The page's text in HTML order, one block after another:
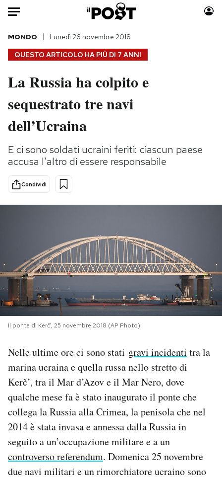
Auto
HOME
Italia
Politica
Tecnologia
Scienza
Economia
Moda
Consumismi
Media
NEWSLETTER
I MIEI PREFERITI
CALENDARIO
Area Personale
Newsletter
Notifiche mobile
QUESTO ARTICOLO HA PIÙ DI 7 ANNI
MONDO Lunedì 26 novembre 2018
La Russia ha colpito e
sequestrato tre navi
dell’Ucraina
E ci sono soldati ucraini feriti: ciascun paese
accusa l'altro di essere responsabile
Condividi
Il ponte di Kerč’, 25 novembre 2018 (AP Photo)
Nelle ultime ore ci sono stati gravi incidenti tra la
marina ucraina e quella russa nello stretto di
Kerč’, tra il Mar d’Azov e il Mar Nero, dove
qualche mese fa è stato inaugurato il ponte che
collega la Russia alla Crimea, la penisola che nel
2014 è stata invasa e annessa dalla Russia in
seguito a un’occupazione militare e a un
controverso referendum. Domenica 25 novembre
due navi militari e un rimorchiatore ucraino sono